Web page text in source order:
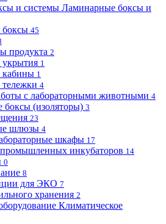
Ламинарные боксы и
45
продукта 2
1
1
4
с лабораторными животными 4
боксы (изоляторы) 3
23
шлюзы 4
шкафы 17
инкубаторов 14
0
8
для ЭКО 7
хранения 2
Климатическое